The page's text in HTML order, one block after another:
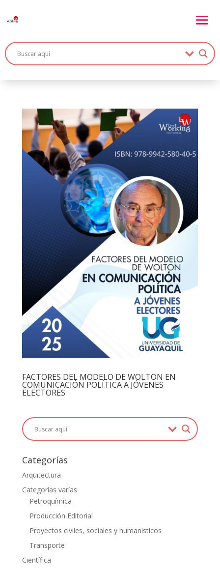
FACTORES DEL MODELO DE WOLTON EN
COMUNICACIÓN POLÍTICA A JÓVENES
ELECTORES
Categorías
Arquitectura
Categorías varías
Petroquímica
Producción Editorial
Proyectos civiles, sociales y humanísticos
Transporte
Científica